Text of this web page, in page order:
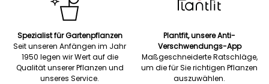
Spezialist für Gartenpflanzen
Seit unseren Anfängen im Jahr
1950 legen wir Wert auf die
Qualität unserer Pflanzen und
unseres Service.
Plantfit, unsere Anti-
Verschwendungs-App
Maßgeschneiderte Ratschläge,
um die für Sie richtigen Pflanzen
auszuwählen.